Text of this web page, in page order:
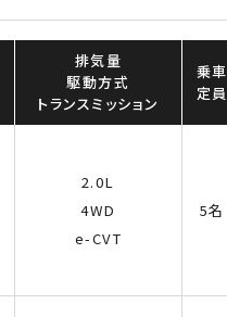
排気量
駆動方式
トランスミッション
乗車
定員
2.0L
4WD
e-CVT
5名